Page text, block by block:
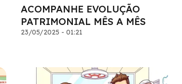
ACOMPANHE EVOLUÇÃO
PATRIMONIAL MÊS A MÊS
23/05/2025 - 01:21